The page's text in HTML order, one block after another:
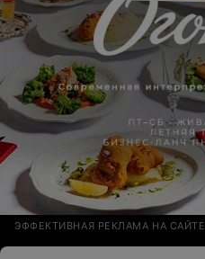
ЭФФЕКТИВНАЯ РЕКЛАМА НА САЙТЕ